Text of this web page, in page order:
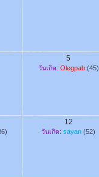
5
วันเกิด: Olegpab(45)
12
วันเกิด: sayan (52)